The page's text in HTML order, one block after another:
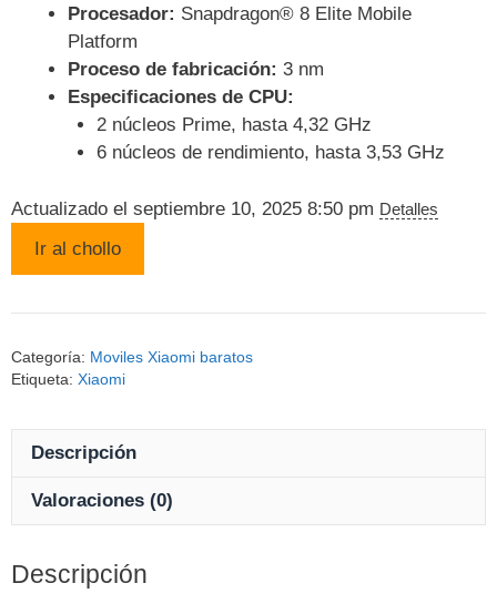
Procesador: Snapdragon® 8 Elite Mobile
Platform
Proceso de fabricación: 3 nm
Especificaciones de CPU:
2 núcleos Prime, hasta 4,32 GHz
6 núcleos de rendimiento, hasta 3,53 GHz
Actualizado el septiembre 10, 2025 8:50 pm Detalles
Ir al chollo
Categoría: Moviles Xiaomi baratos
Etiqueta: Xiaomi
Descripción
Valoraciones (0)
Descripción